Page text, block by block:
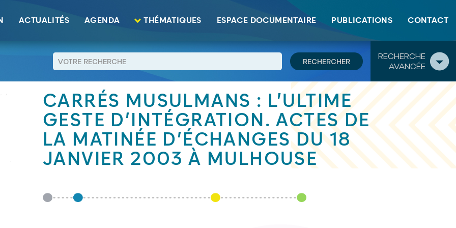
ACTUALITÉS AGENDA THÉMATIQUES ESPACE DOCUMENTAIRE PUBLICATIONS CONTACT
RECHERCHE
AVANCÉE
d’intégration. Actes de la matinée d’échanges du 18 janvier 2003 à Mulhouse
RETOUR
CARRÉS MUSULMANS : L’ULTIME
GESTE D’INTÉGRATION. ACTES DE
LA MATINÉE D’ÉCHANGES DU 18
JANVIER 2003 À MULHOUSE